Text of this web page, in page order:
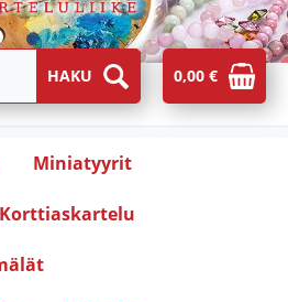
0,00 €
Miniatyyrit
Korttiaskartelu